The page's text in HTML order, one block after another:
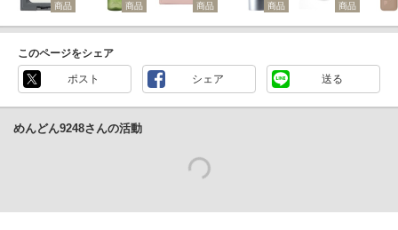
商品 商品 商品 商品 商品
このページをシェア
ポスト シェア 送る
めんどん9248さんの活動